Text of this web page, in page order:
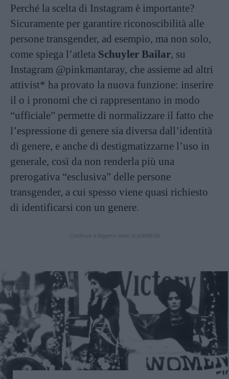
Perché la scelta di Instagram è importante?
Sicuramente per garantire riconoscibilità alle
persone transgender, ad esempio, ma non solo,
come spiega l’atleta Schuyler Bailar, su
Instagram @pinkmantaray, che assieme ad altri
attivist* ha provato la nuova funzione: inserire
il o i pronomi che ci rappresentano in modo
“ufficiale” permette di normalizzare il fatto che
l’espressione di genere sia diversa dall’identità
di genere, e anche di destigmatizzarne l’uso in
generale, così da non renderla più una
prerogativa “esclusiva” delle persone
transgender, a cui spesso viene quasi richiesto
di identificarsi con un genere.